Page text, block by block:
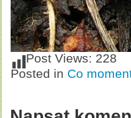
Post Views: 228
Posted in Co